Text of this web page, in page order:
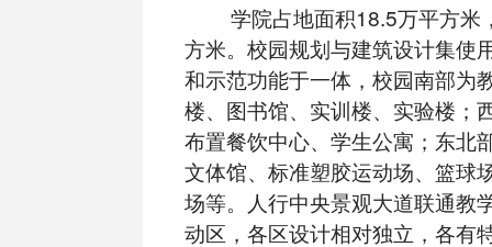
学院占地面积18.5万平方米
方米。校园规划与建筑设计集使
和示范功能于一体，校园南部为
楼、图书馆、实训楼、实验楼；
布置餐饮中心、学生公寓；东北
文体馆、标准塑胶运动场、篮球
场等。人行中央景观大道联通教
动区，各区设计相对独立，各有